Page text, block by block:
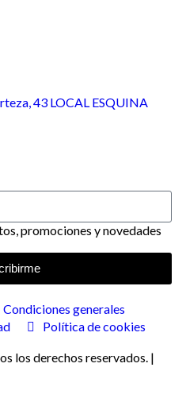
43 LOCAL ESQUINA
promociones y novedades
Condiciones generales
Política de cookies
los derechos reservados. |